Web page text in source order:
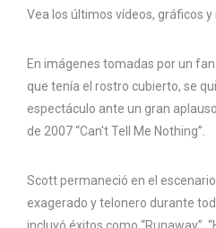
Vea los últimos vídeos, gráficos y
En imágenes tomadas por un
que tenía el rostro cubierto, se
espectáculo ante un gran
de 2007 “Can't Tell Me Nothing”.
Scott permaneció en el
exagerado y telonero durante
incluyó éxitos como “Runaway”,